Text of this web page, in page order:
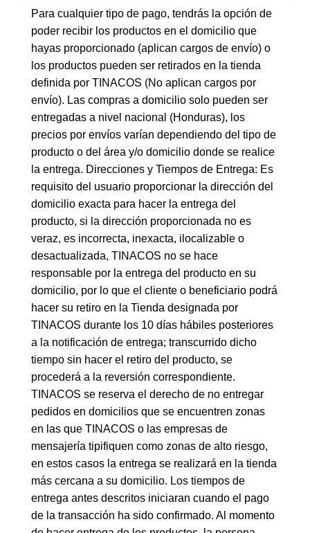
Para cualquier tipo de pago, tendrás la opción de
poder recibir los productos en el domicilio que
hayas proporcionado (aplican cargos de envío) o
los productos pueden ser retirados en la tienda
definida por TINACOS (No aplican cargos por
envío). Las compras a domicilio solo pueden ser
entregadas a nivel nacional (Honduras), los
precios por envíos varían dependiendo del tipo de
producto o del área y/o domicilio donde se realice
la entrega. Direcciones y Tiempos de Entrega: Es
requisito del usuario proporcionar la dirección del
domicilio exacta para hacer la entrega del
producto, si la dirección proporcionada no es
veraz, es incorrecta, inexacta, ilocalizable o
desactualizada, TINACOS no se hace
responsable por la entrega del producto en su
domicilio, por lo que el cliente o beneficiario podrá
hacer su retiro en la Tienda designada por
TINACOS durante los 10 días hábiles posteriores
a la notificación de entrega; transcurrido dicho
tiempo sin hacer el retiro del producto, se
procederá a la reversión correspondiente.
TINACOS se reserva el derecho de no entregar
pedidos en domicilios que se encuentren zonas
en las que TINACOS o las empresas de
mensajería tipifiquen como zonas de alto riesgo,
en estos casos la entrega se realizará en la tienda
más cercana a su domicilio. Los tiempos de
entrega antes descritos iniciaran cuando el pago
de la transacción ha sido confirmado. Al momento